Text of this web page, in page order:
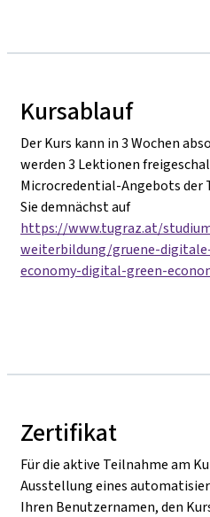
Kursablauf
Der Kurs kann in 3 Wochen
werden 3 Lektionen
Microcredential-Angebots der
Sie demnächst auf
https://www.tugraz.at/
weiterbildung/gruene-
economy-digital-green-
Zertifikat
Für die aktive Teilnahme am
Ausstellung eines
Ihren Benutzernamen, den